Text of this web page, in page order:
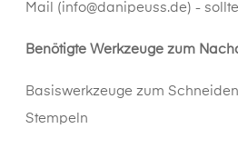
Mail (info@danipeuss.de) -
Benötigte Werkzeuge zum
Basiswerkzeuge zum
Stempeln